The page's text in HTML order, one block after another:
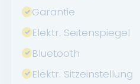
Garantie
Elektr. Seitenspiegel
Bluetooth
Elektr. Sitzeinstellung